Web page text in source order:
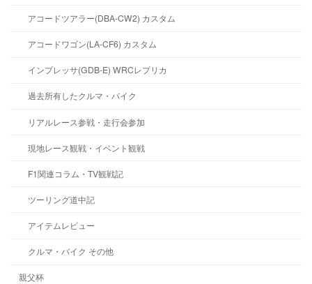
アコードツアラー(DBA-CW2) カスタム
アコードワゴン(LA-CF6) カスタム
インプレッサ(GDB-E) WRCレプリカ
過去所有したクルマ・バイク
リアルレース参戦・走行会参加
現地レース観戦・イベント観戦
F1関連コラム・TV観戦記
ツーリング道中記
アイテムレビュー
クルマ・バイク その他
親父杯